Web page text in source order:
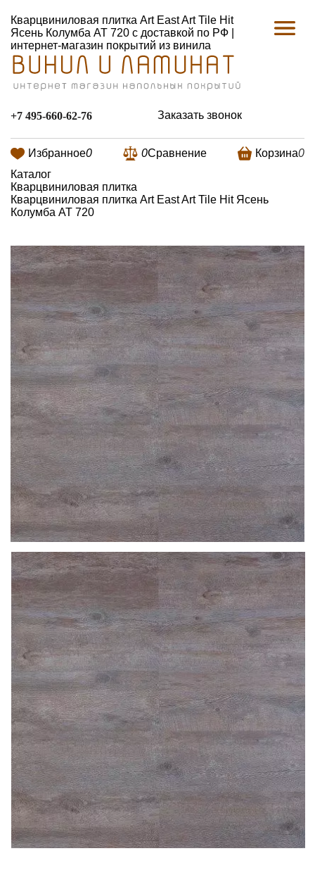
Кварцвиниловая плитка Art East Art Tile Hit
Ясень Колумба AT 720 с доставкой по РФ |
интернет-магазин покрытий из винила
+7 495-660-62-76 Заказать звонок
Избранное0 0Сравнение Корзина0
Каталог
Кварцвиниловая плитка
Кварцвиниловая плитка Art East Art Tile Hit Ясень
Колумба AT 720